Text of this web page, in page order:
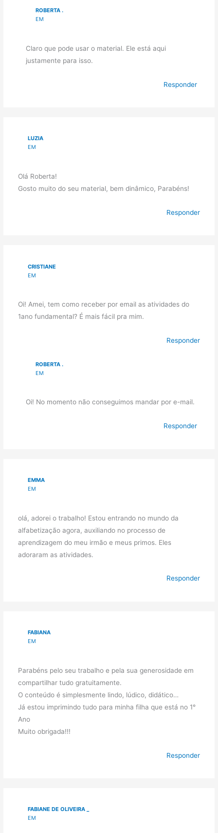
ROBERTA .
EM
Claro que pode usar o material. Ele está aqui
justamente para isso.
Responder
LUZIA
EM
Olá Roberta!
Gosto muito do seu material, bem dinâmico, Parabéns!
Responder
CRISTIANE
EM
Oi! Amei, tem como receber por email as atividades do
1ano fundamental? É mais fácil pra mim.
Responder
ROBERTA .
EM
Oi! No momento não conseguimos mandar por e-mail.
Responder
EMMA
EM
olá, adorei o trabalho! Estou entrando no mundo da
alfabetização agora, auxiliando no processo de
aprendizagem do meu irmão e meus primos. Eles
adoraram as atividades.
Responder
FABIANA
EM
Parabéns pelo seu trabalho e pela sua generosidade em
compartilhar tudo gratuitamente.
O conteúdo é simplesmente lindo, lúdico, didático…
Já estou imprimindo tudo para minha filha que está no 1°
Ano
Muito obrigada!!!
Responder
FABIANE DE OLIVEIRA _
EM